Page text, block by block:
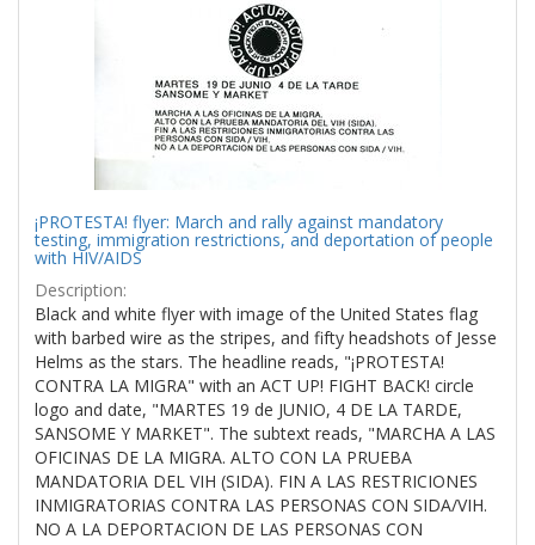
¡PROTESTA! flyer: March and rally against mandatory
testing, immigration restrictions, and deportation of people
with HIV/AIDS
Description:
Black and white flyer with image of the United States flag
with barbed wire as the stripes, and fifty headshots of Jesse
Helms as the stars. The headline reads, "¡PROTESTA!
CONTRA LA MIGRA" with an ACT UP! FIGHT BACK! circle
logo and date, "MARTES 19 de JUNIO, 4 DE LA TARDE,
SANSOME Y MARKET". The subtext reads, "MARCHA A LAS
OFICINAS DE LA MIGRA. ALTO CON LA PRUEBA
MANDATORIA DEL VIH (SIDA). FIN A LAS RESTRICIONES
INMIGRATORIAS CONTRA LAS PERSONAS CON SIDA/VIH.
NO A LA DEPORTACION DE LAS PERSONAS CON